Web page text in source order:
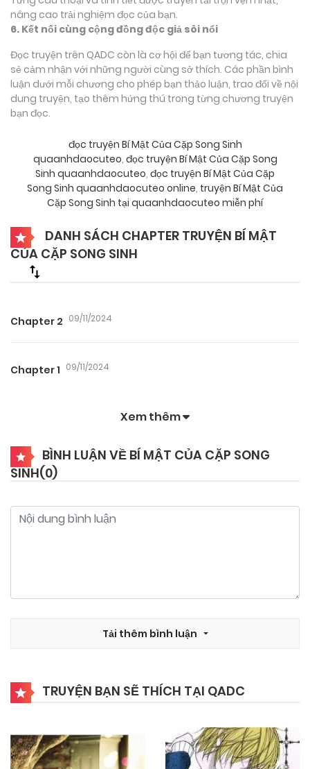
nâng cao trải nghiệm đọc của bạn.
6. Kết nối cùng cộng đồng độc giả sôi nổi
Đọc truyện trên QADC còn là cơ hội để bạn tương tác, chia
sẻ cảm nhận với những người cùng sở thích. Các phần bình
luận dưới mỗi chương cho phép bạn thảo luận, trao đổi về nội
dung truyện, tạo thêm hứng thú trong từng chương truyện
bạn đọc.
đọc truyện Bí Mật Của Cặp Song Sinh
quaanhdaocuteo, đọc truyện Bí Mật Của Cặp Song
Sinh quaanhdaocuteo, đọc truyện Bí Mật Của Cặp
Song Sinh quaanhdaocuteo online, truyện Bí Mật Của
Cặp Song Sinh tại quaanhdaocuteo miễn phí
DANH SÁCH CHAPTER TRUYỆN BÍ MẬT
CỦA CẶP SONG SINH
Chapter 2 09/11/2024
Chapter 1 09/11/2024
Xem thêm
BÌNH LUẬN VỀ BÍ MẬT CỦA CẶP SONG
SINH(0)
Tải thêm bình luận
TRUYỆN BẠN SẼ THÍCH TẠI QADC